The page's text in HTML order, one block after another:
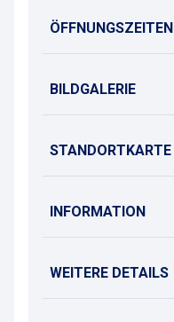
ÖFFNUNGSZEITEN
BILDGALERIE
STANDORTKARTE
INFORMATION
WEITERE DETAILS